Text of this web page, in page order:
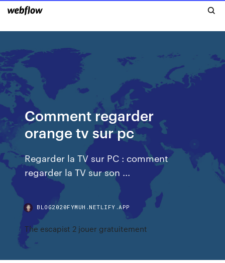
Comment regarder
orange tv sur pc
Regarder la TV sur PC : comment
regarder la TV sur son ...
BLOG2020FYMUH.NETLIFY.APP
The escapist 2 jouer gratuitement